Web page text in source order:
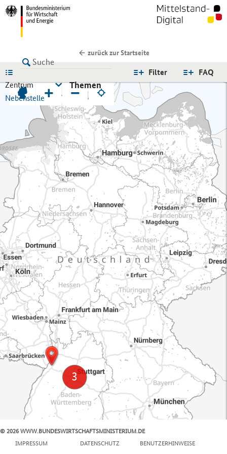
zurück zur Startseite
FAQ
Filter
Zentrum
Nebenstelle
Themen
+ −
© 2026 WWW.BUNDESWIRTSCHAFTSMINISTERIUM.DE
IMPRESSUM
DATENSCHUTZ BENUTZERHINWEISE